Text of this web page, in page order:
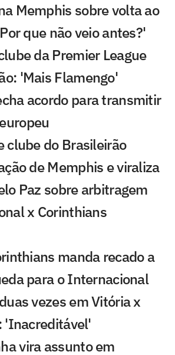
Memphis sobre volta ao
que não veio antes?'
da Premier League
'Mais Flamengo'
acordo para transmitir
clube do Brasileirão
de Memphis e viraliza
Paz sobre arbitragem
x Corinthians
manda recado a
para o Internacional
vezes em Vitória x
'Inacreditável'
vira assunto em